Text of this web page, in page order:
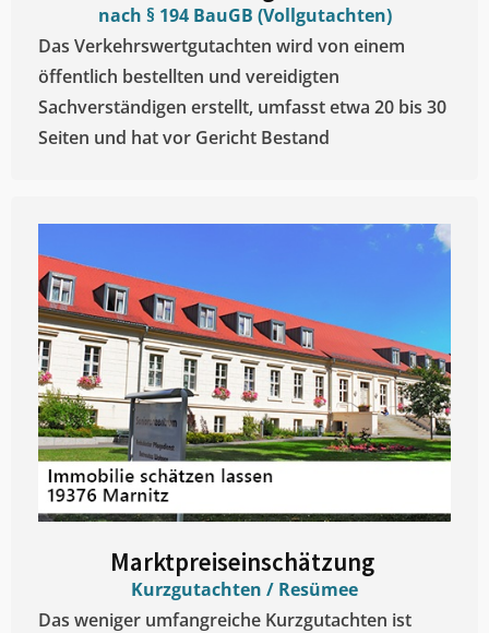
nach § 194 BauGB (Vollgutachten)
Das Verkehrswertgutachten wird von einem
öffentlich bestellten und vereidigten
Sachverständigen erstellt, umfasst etwa 20 bis 30
Seiten und hat vor Gericht Bestand
Marktpreiseinschätzung ​
Kurzgutachten / Resümee
Das weniger umfangreiche Kurzgutachten ist